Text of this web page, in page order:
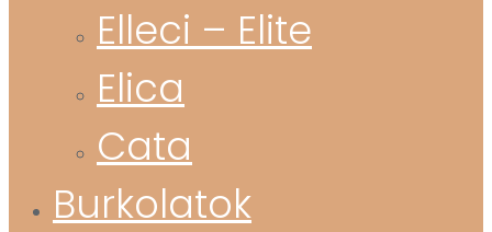
Elleci – Elite
Elica
Cata
Burkolatok